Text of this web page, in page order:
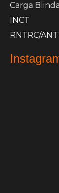
Carga
INCT
RNTRC/